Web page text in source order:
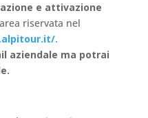
e attivazione
riservata nel
.
aziendale ma potrai